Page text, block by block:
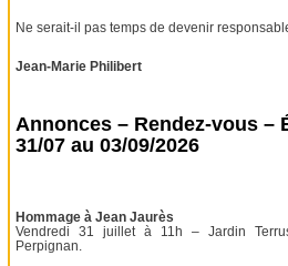
Ne serait-il pas temps de devenir
Jean-Marie Philibert
Annonces – Rendez-vous –
31/07 au 03/09/2026
Hommage à Jean Jaurès
Vendredi 31 juillet à 11h – Jardin
Perpignan.